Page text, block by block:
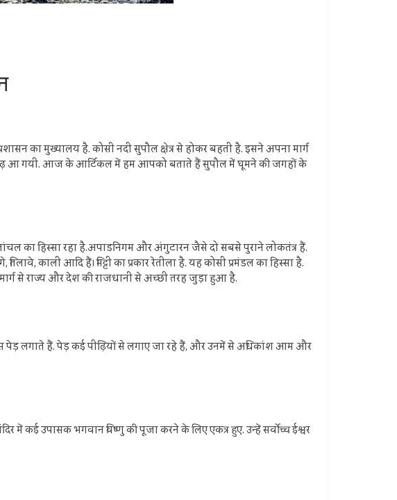
का मुख्यालय है. कोसी नदी सुपौल क्षेत्र से होकर बहती है. इसने अपना मार्ग
आ गयी. आज के आर्टिकल में हम आपको बताते हैं सुपौल में घूमने की जगहों के
का हिस्सा रहा है.अपाडनिगम और अंगुटारन जैसे दो सबसे पुराने लोकतंत्र हैं.
काली आदि हैं। मिट्टी का प्रकार रेतीला है. यह कोसी प्रमंडल का हिस्सा है.
से राज्य और देश की राजधानी से अच्छी तरह जुड़ा हुआ है.
पेड़ लगाते हैं. पेड़ कई पीढ़ियों से लगाए जा रहे हैं, और उनमें से अधिकांश आम और
कई उपासक भगवान विष्णु की पूजा करने के लिए एकत्र हुए. उन्हें सर्वोच्च ईश्वर